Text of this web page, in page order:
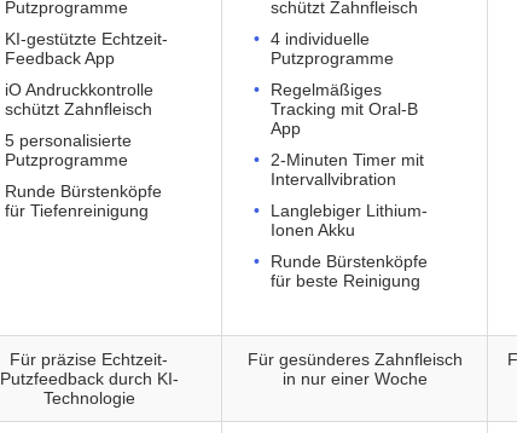
Putzprogramme
KI-gestützte Echtzeit-
Feedback App
iO Andruckkontrolle
schützt Zahnfleisch
5 personalisierte
Putzprogramme
Runde Bürstenköpfe
für Tiefenreinigung
schützt Zahnfleisch
4 individuelle
Putzprogramme
Regelmäßiges
Tracking mit Oral-B
App
2-Minuten Timer mit
Intervallvibration
Langlebiger Lithium-
Ionen Akku
Runde Bürstenköpfe
für beste Reinigung
Für präzise Echtzeit-
Putzfeedback durch KI-
Technologie
Für gesünderes Zahnfleisch
in nur einer Woche